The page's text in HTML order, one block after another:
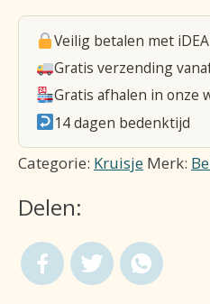
Keramiek
7.5
Cm
Donkerblauw
aantal
Veilig betalen met
Gratis verzending
Gratis afhalen in onze
14 dagen bedenktijd
Categorie: Kruisje Merk:
Delen: